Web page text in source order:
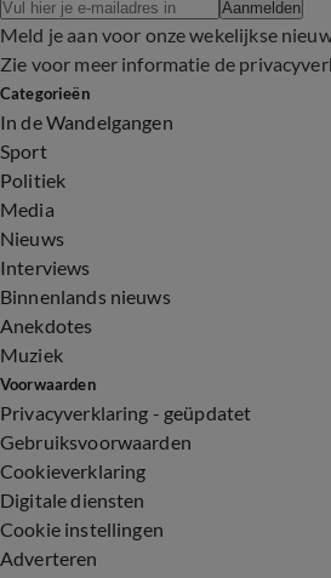
Aanmelden
Meld je aan voor onze wekelijkse
Zie voor meer informatie de
Categorieën
In de Wandelgangen
Sport
Politiek
Media
Nieuws
Interviews
Binnenlands nieuws
Anekdotes
Muziek
Voorwaarden
Privacyverklaring - geüpdatet
Gebruiksvoorwaarden
Cookieverklaring
Digitale diensten
Cookie instellingen
Adverteren